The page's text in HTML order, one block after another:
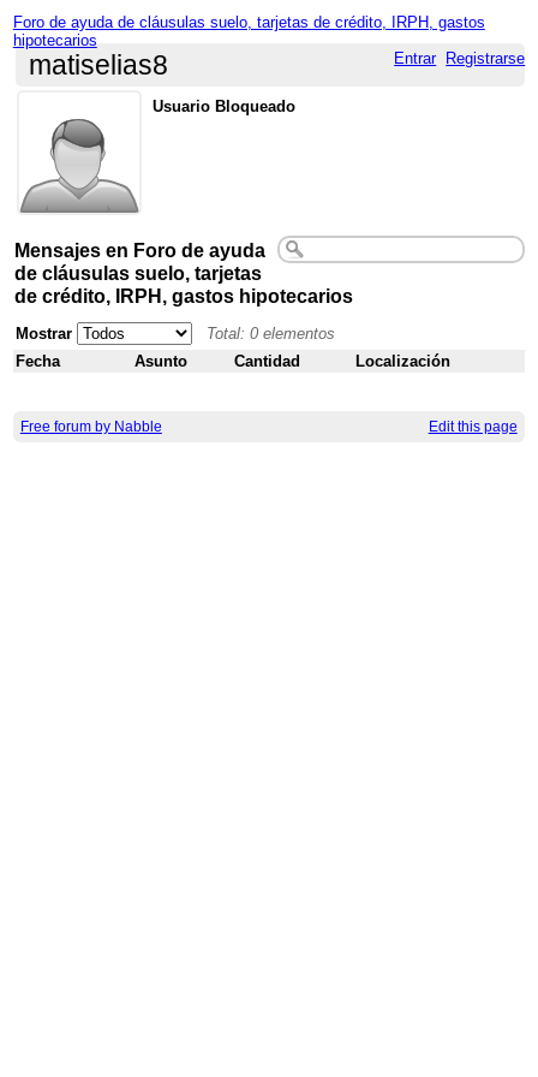
Foro de ayuda de cláusulas suelo, tarjetas de crédito, IRPH, gastos
hipotecarios
Entrar
Registrarse
matiselias8
Usuario Bloqueado
Mensajes en Foro de ayuda
de cláusulas suelo, tarjetas
de crédito, IRPH, gastos hipotecarios
Mostrar
Total: 0 elementos
Fecha
Asunto Cantidad Localización
Free forum by Nabble Edit this page